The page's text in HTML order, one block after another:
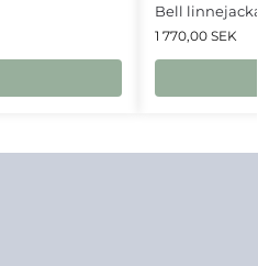
Bell
1 770,00 SEK